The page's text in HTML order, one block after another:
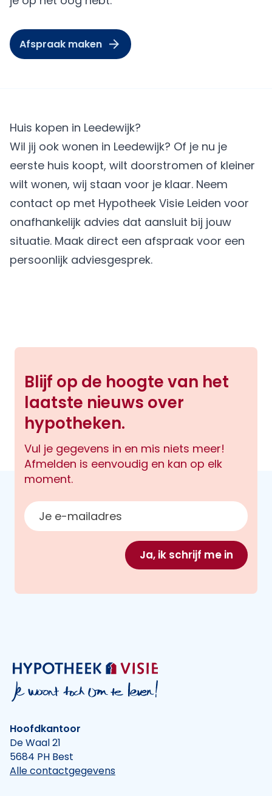
Afspraak maken
Huis kopen in Leedewijk?
Wil jij ook wonen in Leedewijk? Of je nu je
eerste huis koopt, wilt doorstromen of kleiner
wilt wonen, wij staan voor je klaar. Neem
contact op met Hypotheek Visie Leiden voor
onafhankelijk advies dat aansluit bij jouw
situatie. Maak direct een afspraak voor een
persoonlijk adviesgesprek.
Blijf op de hoogte van het
laatste nieuws over
hypotheken.
Vul je gegevens in en mis niets meer!
Afmelden is eenvoudig en kan op elk
moment.
E-mailadres
Ja, ik schrijf me in
Hoofdkantoor
De Waal 21
5684 PH Best
Alle contactgegevens